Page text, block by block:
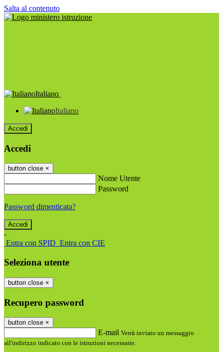
Salta al contenuto
Italiano
Italiano
Accedi
Accedi
button close ×
Nome Utente
Password
Password dimenticata?
-
Entra con SPID Entra con CIE
Seleziona utente
button close ×
Recupero password
button close ×
E-mail Verrà inviato un messaggio
all'indirizzo indicato con le istruzioni necessarie.